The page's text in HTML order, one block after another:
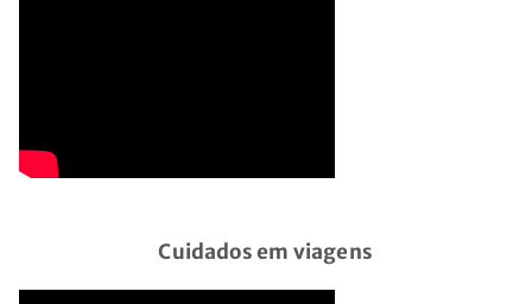
Cuidados em viagens